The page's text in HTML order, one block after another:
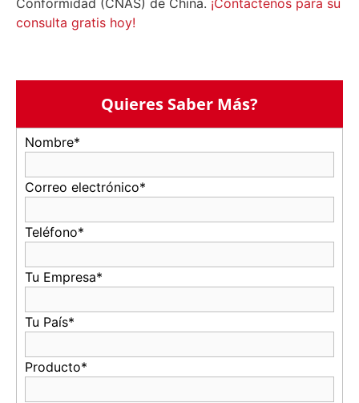
Conformidad (CNAS) de China. ¡Contactenos para su
consulta gratis hoy!
Quieres Saber Más?
Nombre*
Correo electrónico*
Teléfono*
Tu Empresa*
Tu País*
Producto*